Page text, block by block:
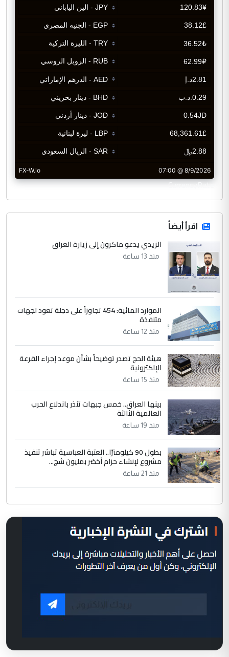
CurrencyRate
اقرأ أيضاً
الزيدي يدعو ماكرون إلى زيارة العراق
منذ 13 ساعة
الموارد المائية: 454 تجاوزاً على دجلة تعود لجهات
متنفذة
منذ 12 ساعة
هيئة الحج تصدر توضيحاً بشأن موعد إجراء القرعة
الإلكترونية
منذ 15 ساعة
بينها العراق.. خمس جبهات تنذر باندلاع الحرب
العالمية الثالثة
منذ 19 ساعة
بطول 90 كيلومترًا.. العتبة العباسية تباشر تنفيذ
مشروع لإنشاء حزام أخضر بمليون شج...
منذ 21 ساعة